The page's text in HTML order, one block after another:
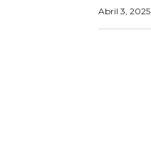
Abril 3, 2025